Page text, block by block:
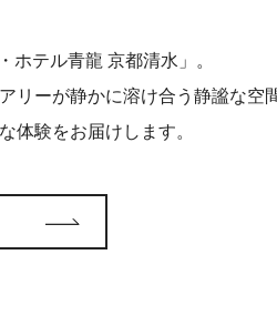
テル青龍 京都清水」。
ーが静かに溶け合う静謐な空
体験をお届けします。